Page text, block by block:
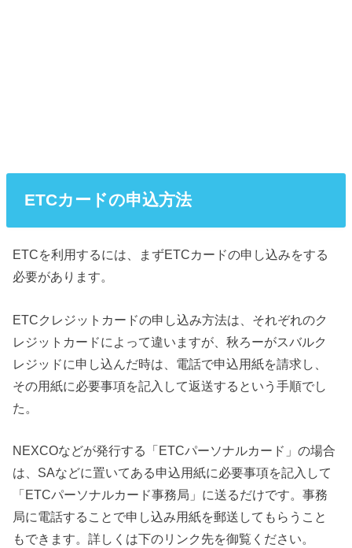
ETCカードの申込方法
ETCを利用するには、まずETCカードの申し込みをする
必要があります。
ETCクレジットカードの申し込み方法は、それぞれのク
レジットカードによって違いますが、秋ろーがスバルク
レジッドに申し込んだ時は、電話で申込用紙を請求し、
その用紙に必要事項を記入して返送するという手順でし
た。
NEXCOなどが発行する「ETCパーソナルカード」の場合
は、SAなどに置いてある申込用紙に必要事項を記入して
「ETCパーソナルカード事務局」に送るだけです。事務
局に電話することで申し込み用紙を郵送してもらうこと
もできます。詳しくは下のリンク先を御覧ください。